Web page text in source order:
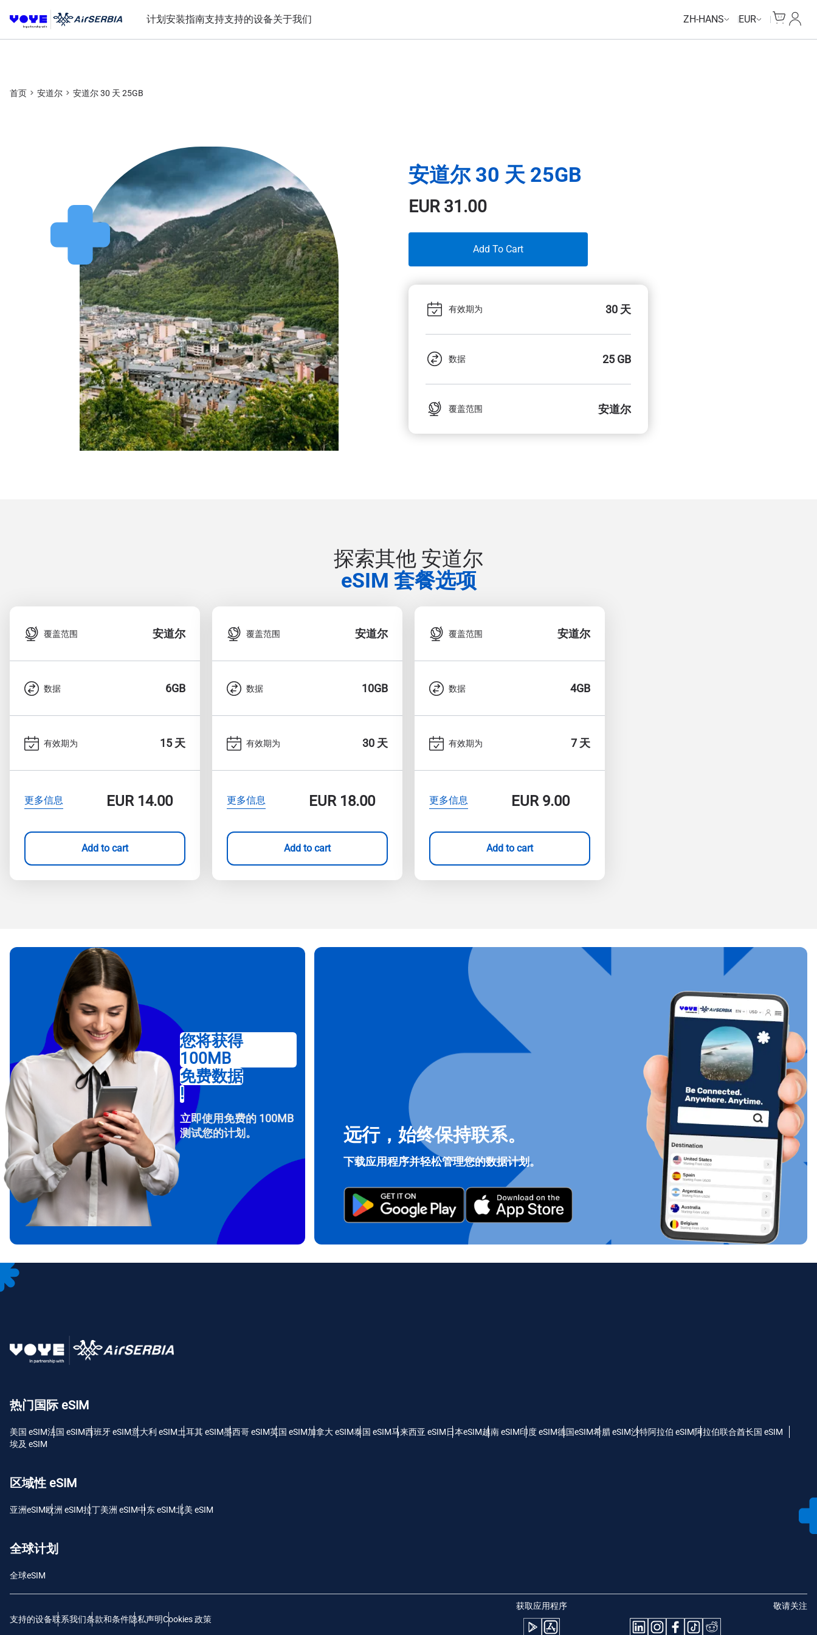
计划安装指南支持支持的设备关于我们 ZH-HANS EUR
我的
首页 安道尔 安道尔 30 天 25GB
安道尔 30 天 25GB
EUR31.00
Add To Cart
有效期为 30 天
数据 25 GB
覆盖范围 安道尔
探索其他 安道尔
eSIM 套餐选项
覆盖范围 安道尔
数据 6GB
有效期为 15 天
更多信息 EUR14.00
Add to cart
覆盖范围 安道尔
数据 10GB
有效期为 30 天
更多信息 EUR18.00
Add to cart
覆盖范围 安道尔
数据 4GB
有效期为 7 天
更多信息 EUR9.00
Add to cart
How do I get my eSim?
To get your eSIM, start by checking if your device supports eSIM technology.
Then, contact your mobile carrier to request an eSIM activation. They will
provide you with a QR code or activation details that you can scan or enter
in your device settings. Once activated, you can enjoy the benefits of eSIM
without needing a physical SIM card!
您将获得
100MB
免费数据
!
立即使用免费的 100MB
测试您的计划。
远行，始终保持联系。
下载应用程序并轻松管理您的数据计划。
热门国际 eSIM
美国 eSIM法国 eSIM西班牙 eSIM意大利 eSIM土耳其 eSIM墨西哥 eSIM英国 eSIM加拿大 eSIM泰国 eSIM马来西亚 eSIM日本eSIM越南 eSIM印度 eSIM德国eSIM希腊 eSIM沙特阿拉伯 eSIM阿拉伯联合酋长国 eSIM
埃及 eSIM
区域性 eSIM
亚洲eSIM欧洲 eSIM拉丁美洲 eSIM中东 eSIM北美 eSIM
全球计划
全球eSIM
支持的设备联系我们条款和条件隐私声明Cookies 政策
获取应用程序 敬请关注
登录或注册
电子邮件